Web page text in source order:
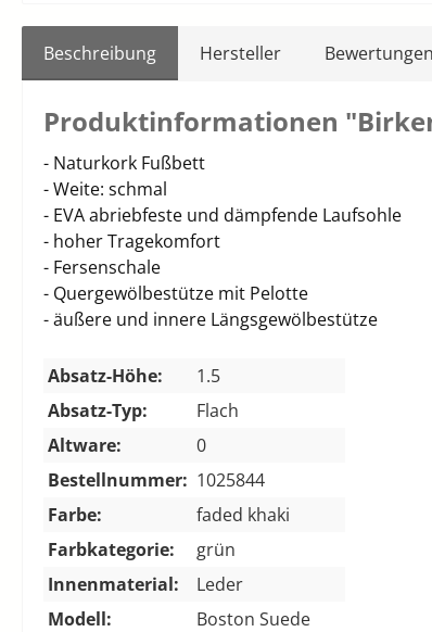
Beschreibung Hersteller Bewertungen
Produktinformationen
- Naturkork Fußbett
- Weite: schmal
- EVA abriebfeste und dämpfende Laufsohle
- hoher Tragekomfort
- Fersenschale
- Quergewölbestütze mit Pelotte
- äußere und innere Längsgewölbestütze
Absatz-Höhe:
1.5
Absatz-Typ:
Flach
Altware:
0
Bestellnummer: 1025844
Farbe:
faded khaki
Farbkategorie:
grün
Innenmaterial:
Leder
Modell:
Boston Suede